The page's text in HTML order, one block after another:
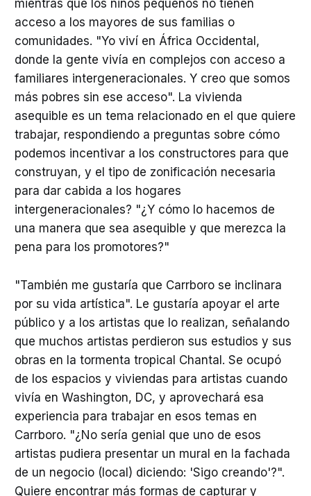
mientras que los niños pequeños no tienen
acceso a los mayores de sus familias o
comunidades. "Yo viví en África Occidental,
donde la gente vivía en complejos con acceso a
familiares intergeneracionales. Y creo que somos
más pobres sin ese acceso". La vivienda
asequible es un tema relacionado en el que quiere
trabajar, respondiendo a preguntas sobre cómo
podemos incentivar a los constructores para que
construyan, y el tipo de zonificación necesaria
para dar cabida a los hogares
intergeneracionales? "¿Y cómo lo hacemos de
una manera que sea asequible y que merezca la
pena para los promotores?"
"También me gustaría que Carrboro se inclinara
por su vida artística". Le gustaría apoyar el arte
público y a los artistas que lo realizan, señalando
que muchos artistas perdieron sus estudios y sus
obras en la tormenta tropical Chantal. Se ocupó
de los espacios y viviendas para artistas cuando
vivía en Washington, DC, y aprovechará esa
experiencia para trabajar en esos temas en
Carrboro. "¿No sería genial que uno de esos
artistas pudiera presentar un mural en la fachada
de un negocio (local) diciendo: 'Sigo creando'?".
Quiere encontrar más formas de capturar y